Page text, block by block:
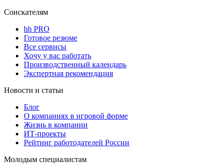
Соискателям
hh PRO
Готовое резюме
Все сервисы
Хочу у вас работать
Производственный календарь
Экспертная рекомендация
Новости и статьи
Блог
О компаниях в игровой форме
Жизнь в компании
ИТ-проекты
Рейтинг работодателей России
Молодым специалистам